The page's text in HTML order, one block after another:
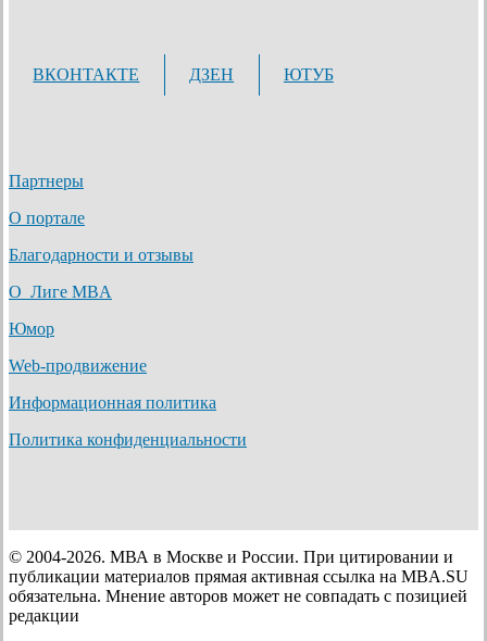
ВКОНТАКТЕ ДЗЕН ЮТУБ
Партнеры
О портале
Благодарности и отзывы
О Лиге MBA
Юмор
Web-продвижение
Информационная политика
Политика конфиденциальности
© 2004-2026. МВА в Москве и России. При цитировании и
публикации материалов прямая активная ссылка на MBA.SU
обязательна. Мнение авторов может не совпадать с позицией
редакции